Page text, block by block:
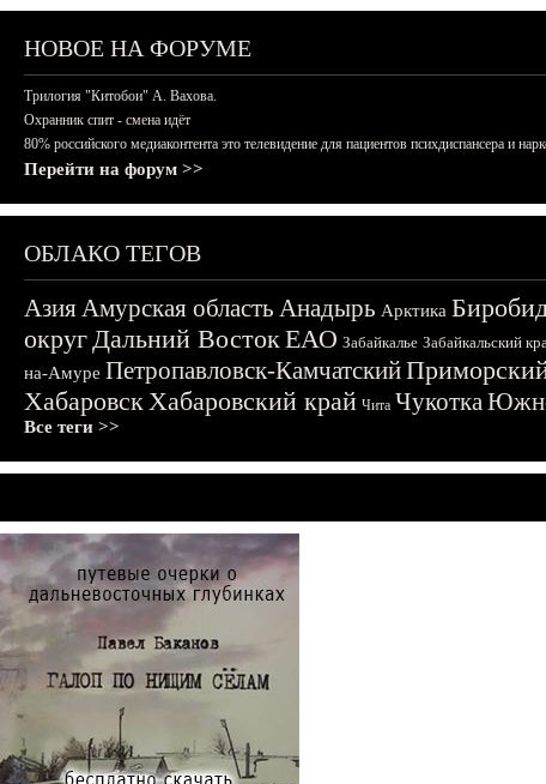
НОВОЕ НА ФОРУМЕ
Трилогия "Китобои" А. Вахова.
Охранник спит - смена идёт
80% российского медиаконтента это телевидение для пациентов психдиспансера и
Перейти на форум >>
ОБЛАКО ТЕГОВ
АзияАмурская область Анадырь Арктика
округДальний ВостокЕАО Забайкалье Забайкальский
на-Амуре Петропавловск-Камчатский
ХабаровскХабаровский край Чита Чукотка
Все теги >>